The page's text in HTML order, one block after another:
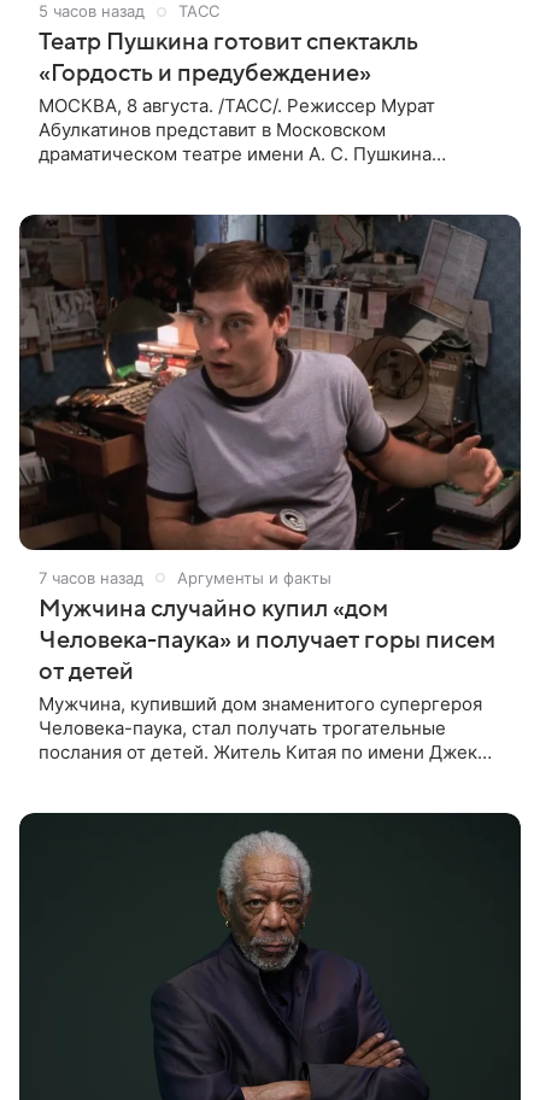
5 часов назад ТАСС
Театр Пушкина готовит спектакль
«Гордость и предубеждение»
МОСКВА, 8 августа. /ТАСС/. Режиссер Мурат
Абулкатинов представит в Московском
драматическом театре имени А. С. Пушкина
XVIII —
7 часов назад Аргументы и факты
Мужчина случайно купил «дом
Человека-паука» и получает горы писем
от детей
Мужчина, купивший дом знаменитого супергероя
Человека-паука, стал получать трогательные
послания от детей. Житель Китая по имени Джек